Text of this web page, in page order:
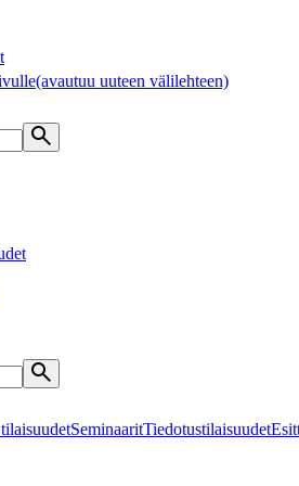
(avautuu uuteen välilehteen)
SeminaaritTiedotustilaisuudet